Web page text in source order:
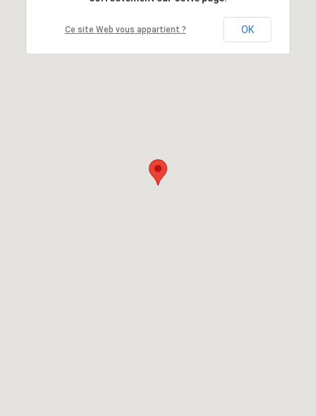
Ce site Web vous appartient ? OK
Ce site Web vous appartient ? OK